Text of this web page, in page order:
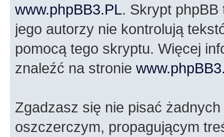
www.phpBB3.PL. Skrypt phpBB
jego autorzy nie kontrolują
pomocą tego skryptu. Więcej
znaleźć na stronie
Zgadzasz się nie pisać
oszczerczym, propagującym